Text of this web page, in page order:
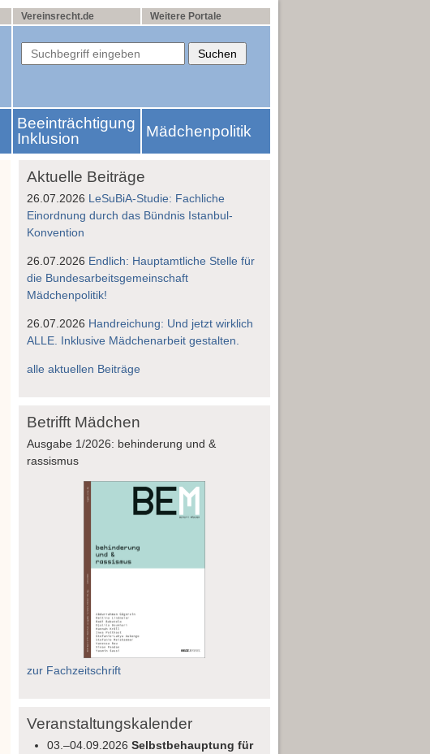
Vereinsrecht.de Weitere Portale
Beeinträchtigung
Inklusion
Mädchenpolitik
Aktuelle Beiträge
26.07.2026 LeSuBiA-Studie: Fachliche
Einordnung durch das Bündnis Istanbul-
Konvention
26.07.2026 Endlich: Hauptamtliche Stelle für
die Bundesarbeitsgemeinschaft
Mädchenpolitik!
26.07.2026 Handreichung: Und jetzt wirklich
ALLE. Inklusive Mädchenarbeit gestalten.
alle aktuellen Beiträge
Betrifft Mädchen
Ausgabe 1/2026: behinderung und &
rassismus
zur Fachzeitschrift
Veranstaltungskalender
03.–04.09.2026Selbstbehauptung für